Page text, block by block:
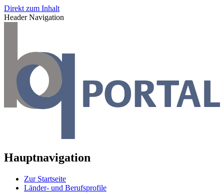
Direkt zum Inhalt
Header Navigation
Hauptnavigation
Zur Startseite
Länder- und Berufsprofile